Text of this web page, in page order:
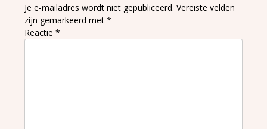
Je e-mailadres wordt niet gepubliceerd. Vereiste velden
zijn gemarkeerd met *
Reactie *